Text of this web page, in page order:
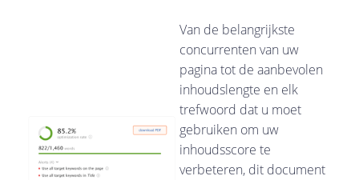
Van de belangrijkste
concurrenten van uw
pagina tot de aanbevolen
inhoudslengte en elk
trefwoord dat u moet
gebruiken om uw
inhoudsscore te
verbeteren, dit document